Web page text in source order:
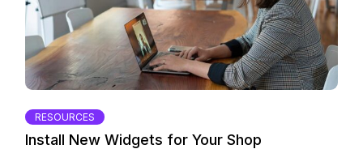
RESOURCES
Install New Widgets for Your Shop